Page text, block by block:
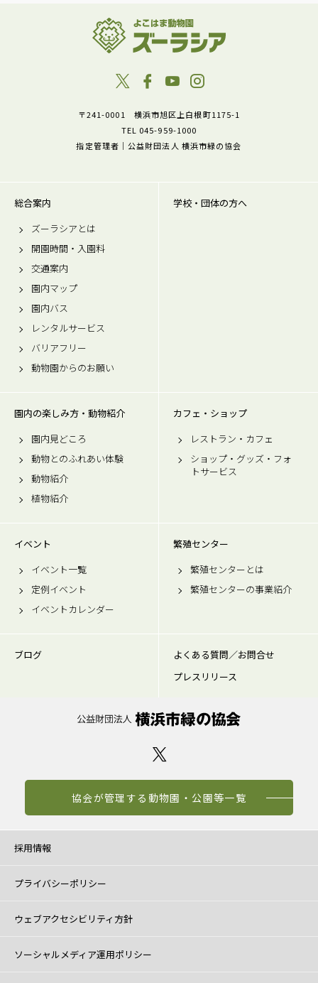
〒241-0001 横浜市旭区上白根町1175-1
TEL 045-959-1000
指定管理者｜公益財団法人 横浜市緑の協会
総合案内
ズーラシアとは
開園時間・入園料
交通案内
園内マップ
園内バス
レンタルサービス
バリアフリー
動物園からのお願い
学校・団体の方へ
園内の楽しみ方・動物紹介
園内見どころ
動物とのふれあい体験
動物紹介
植物紹介
カフェ・ショップ
レストラン・カフェ
ショップ・グッズ・フォ
トサービス
イベント
イベント一覧
定例イベント
イベントカレンダー
繁殖センター
繁殖センターとは
繁殖センターの事業紹介
ブログ
よくある質問／お問合せ
プレスリリース
協会が管理する動物園・公園等一覧
採用情報
プライバシーポリシー
ウェブアクセシビリティ方針
ソーシャルメディア運用ポリシー